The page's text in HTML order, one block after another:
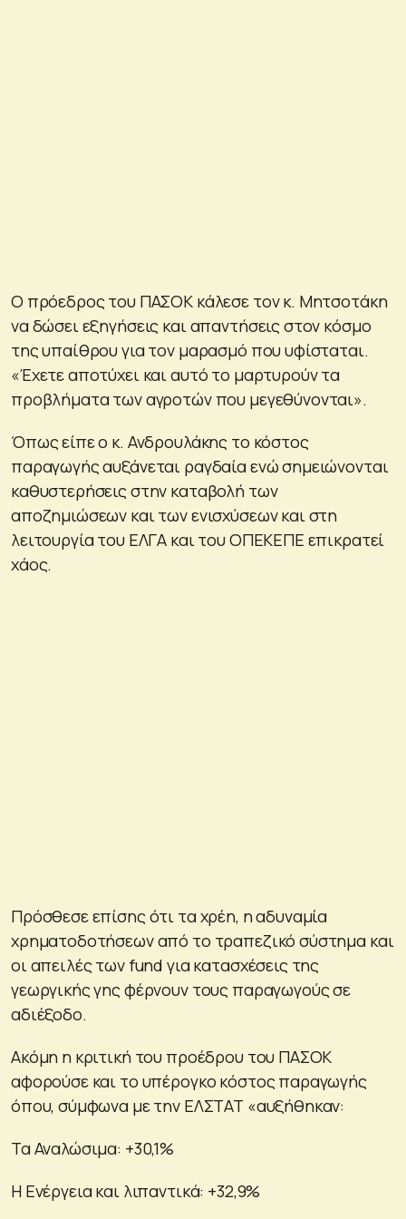
Ο πρόεδρος του ΠΑΣΟΚ κάλεσε τον κ. Μητσοτάκη
να δώσει εξηγήσεις και απαντήσεις στον κόσμο
της υπαίθρου για τον μαρασμό που υφίσταται.
«Έχετε αποτύχει και αυτό το μαρτυρούν τα
προβλήματα των αγροτών που μεγεθύνονται».
Όπως είπε ο κ. Ανδρουλάκης το κόστος
παραγωγής αυξάνεται ραγδαία ενώ σημειώνονται
καθυστερήσεις στην καταβολή των
αποζημιώσεων και των ενισχύσεων και στη
λειτουργία του ΕΛΓΑ και του ΟΠΕΚΕΠΕ επικρατεί
χάος.
Πρόσθεσε επίσης ότι τα χρέη, η αδυναμία
χρηματοδοτήσεων από το τραπεζικό σύστημα και
οι απειλές των fund για κατασχέσεις της
γεωργικής γης φέρνουν τους παραγωγούς σε
αδιέξοδο.
Ακόμη η κριτική του προέδρου του ΠΑΣΟΚ
αφορούσε και το υπέρογκο κόστος παραγωγής
όπου, σύμφωνα με την ΕΛΣΤΑΤ «αυξήθηκαν:
Τα Αναλώσιμα: +30,1%
Η Ενέργεια και λιπαντικά: +32,9%